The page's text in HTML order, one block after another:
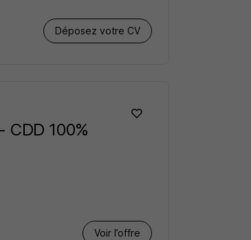
Déposez votre CV
100%
Voir l’offre